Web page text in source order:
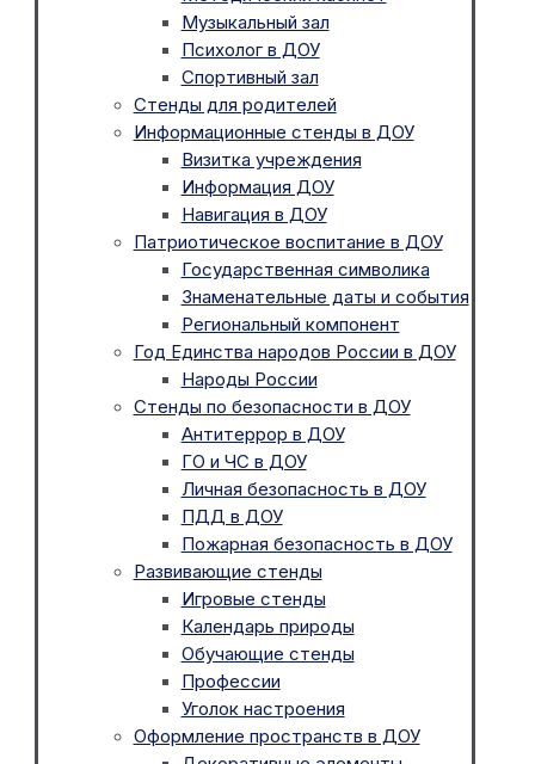
Музыкальный зал
Психолог в ДОУ
Спортивный зал
Стенды для родителей
Информационные стенды в ДОУ
Визитка учреждения
Информация ДОУ
Навигация в ДОУ
Патриотическое воспитание в ДОУ
Государственная символика
Знаменательные даты и события
Региональный компонент
Год Единства народов России в ДОУ
Народы России
Стенды по безопасности в ДОУ
Антитеррор в ДОУ
ГО и ЧС в ДОУ
Личная безопасность в ДОУ
ПДД в ДОУ
Пожарная безопасность в ДОУ
Развивающие стенды
Игровые стенды
Календарь природы
Обучающие стенды
Профессии
Уголок настроения
Оформление пространств в ДОУ